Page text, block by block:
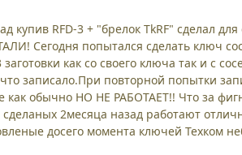
купив RFD-3 + "брелок TkRF" сделал
Сегодня попытался сделать ключ
как со своего ключа так и с
записало.При повторной попытки
как обычно НО НЕ РАБОТАЕТ!! Что за
2месяца назад работают
досего момента ключей Техком